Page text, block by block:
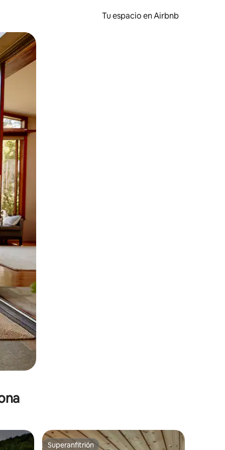
Tu espacio en Airbnb
tocando y deslizando la pantalla.
Superanfitrión